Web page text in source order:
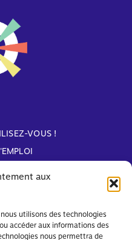
aux
utilisons des technologies
accéder aux informations des
nous permettra de
VOUS !
de